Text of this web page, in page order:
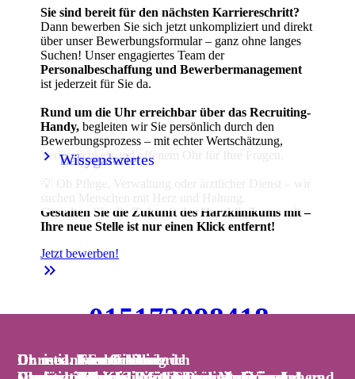
Christiane Schreck
Dr. med. Tom Schilling
Dr. med. Clemens Liebrich
Dr. med. Sven Fischer
Dr. med. Iven Orlamünde
keyboard_arrow_right Babygalerie
keyboard_arrow_right Wissenswertes
Sie sind bereit für den nächsten Karriereschritt?
Dann bewerben Sie sich jetzt unkompliziert und direkt
über unser Bewerbungsformular – ganz ohne langes
Suchen! Unser engagiertes Team der
Personalbeschaffung und Bewerbermanagement
ist jederzeit für Sie da.
Rund um die Uhr erreichbar über das Recruiting-
Handy, begleiten wir Sie persönlich durch den
Bewerbungsprozess – mit echter Wertschätzung,
Verlässlichkeit und offenem Ohr für Ihre Fragen.
Gestalten Sie die Zukunft des Harzklinikums mit –
Ihre neue Stelle ist nur einen Klick entfernt!
Jetzt bewerben!
keyboard_double_arrow_right
015172098418